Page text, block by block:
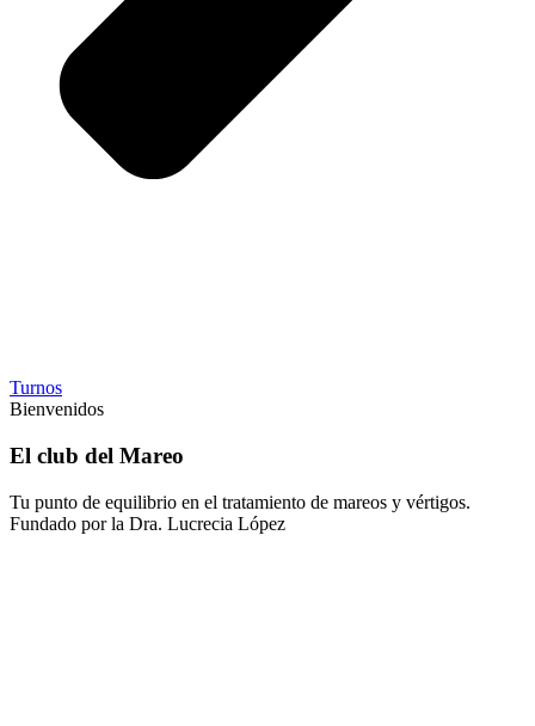
Turnos
Bienvenidos
El club del Mareo
Tu punto de equilibrio en el tratamiento de mareos y vértigos.
Fundado por la Dra. Lucrecia López